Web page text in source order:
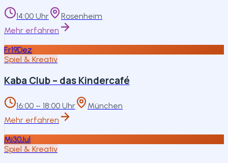
14:00 Uhr
Rosenheim
Mehr erfahren
Fr19Dez
Spiel & Kreativ
Kaba Club – das Kindercafé
16:00 – 18:00 Uhr
München
Mehr erfahren
Mi30Jul
Spiel & Kreativ